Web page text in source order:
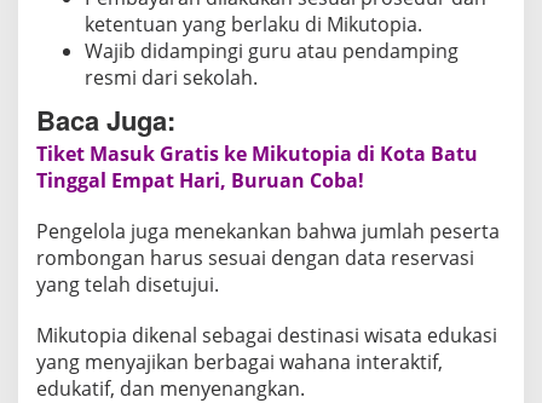
a
n
y
ketentuan yang berlaku di Mikutopia.
Wajib didampingi guru atau pendamping
resmi dari sekolah.
Baca Juga:
Tiket Masuk Gratis ke Mikutopia di Kota Batu
Tinggal Empat Hari, Buruan Coba!
Pengelola juga menekankan bahwa jumlah peserta
rombongan harus sesuai dengan data reservasi
yang telah disetujui.
Mikutopia dikenal sebagai destinasi wisata edukasi
yang menyajikan berbagai wahana interaktif,
edukatif, dan menyenangkan.